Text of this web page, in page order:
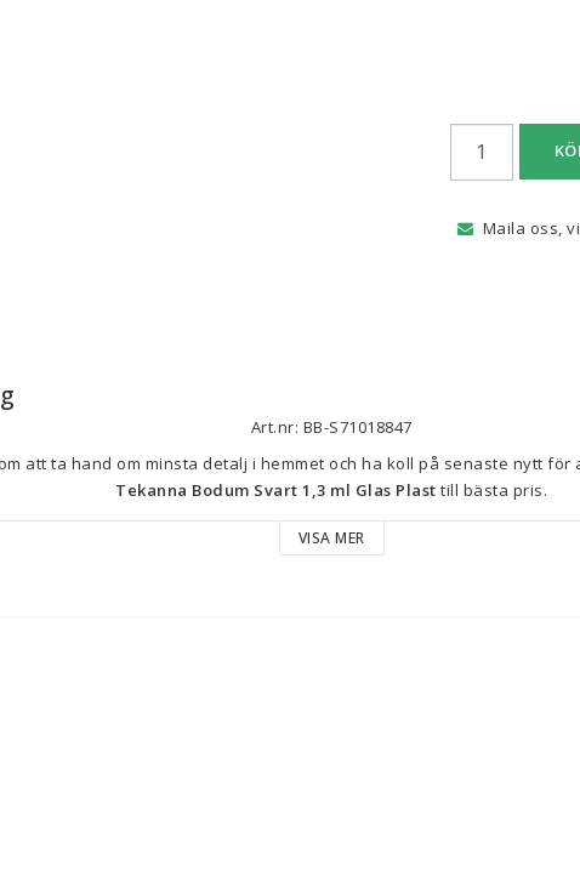
Maila oss,
Art.nr: BB-S71018847
Tekanna Bodum Svart 1,3 ml Glas Plast till bästa pris.
Färg: Svart
VISA MER